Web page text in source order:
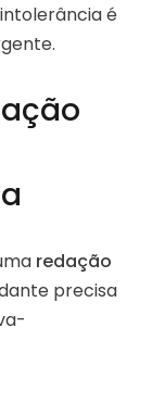
é
redação
precisa